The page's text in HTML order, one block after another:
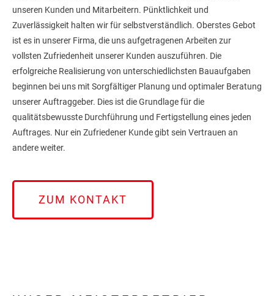
unseren Kunden und Mitarbeitern. Pünktlichkeit und
Zuverlässigkeit halten wir für selbstverständlich. Oberstes Gebot
ist es in unserer Firma, die uns aufgetragenen Arbeiten zur
vollsten Zufriedenheit unserer Kunden auszuführen. Die
erfolgreiche Realisierung von unterschiedlichsten Bauaufgaben
beginnen bei uns mit Sorgfältiger Planung und optimaler Beratung
unserer Auftraggeber. Dies ist die Grundlage für die
qualitätsbewusste Durchführung und Fertigstellung eines jeden
Auftrages. Nur ein Zufriedener Kunde gibt sein Vertrauen an
andere weiter.
ZUM KONTAKT